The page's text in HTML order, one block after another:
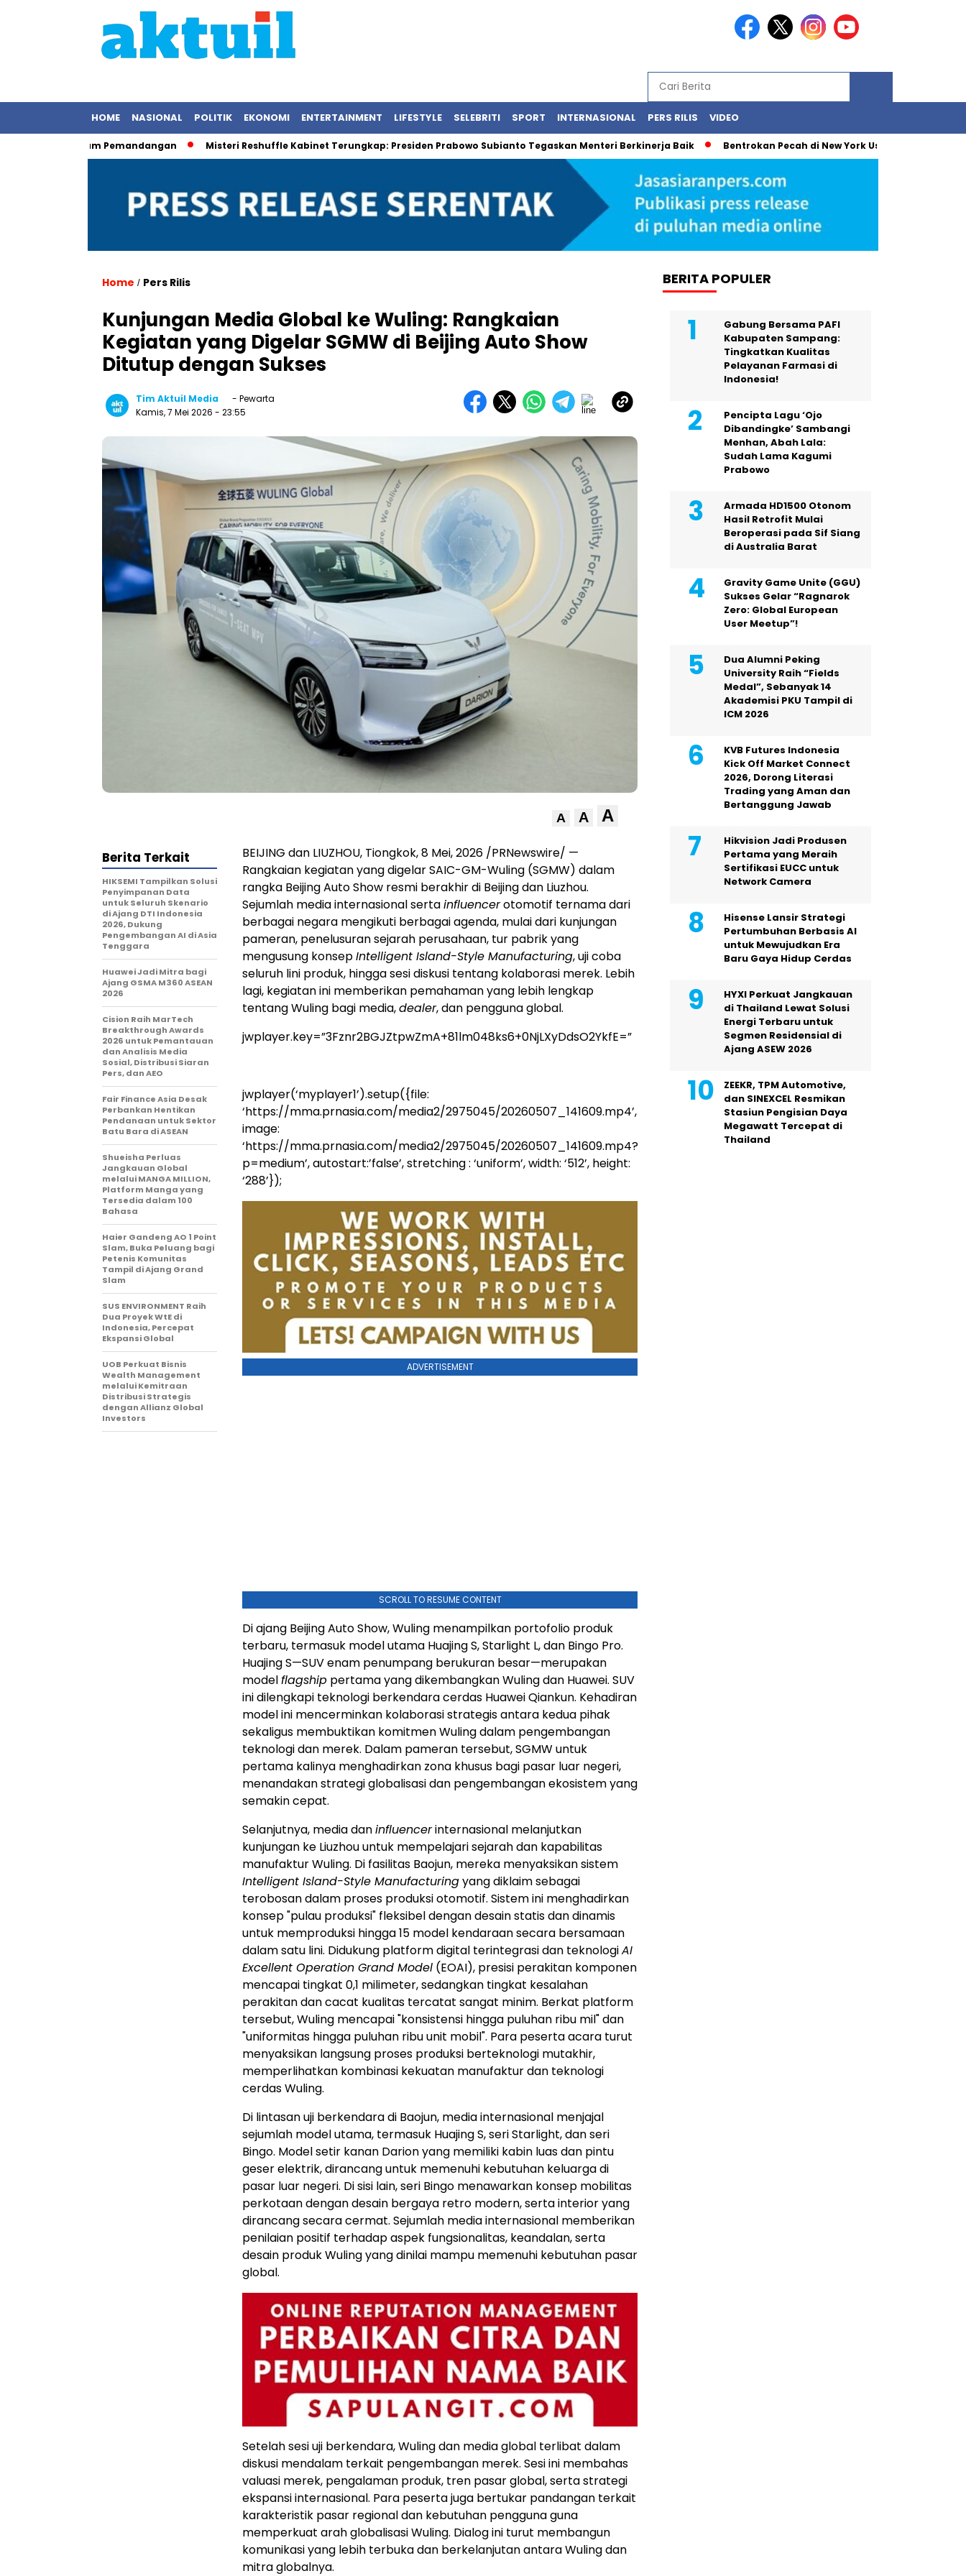
HOME NASIONAL POLITIK EKONOMI ENTERTAINMENT LIFESTYLE SELEBRITI SPORT INTERNASIONAL PERS RILIS VIDEO
Rekam Pemandangan Misteri Reshuffle Kabinet Terungkap: Presiden Prabowo Subianto Tegaskan Menteri Berkinerja Baik Bentrokan Pecah di New York Usai Demonstrasi Tolak
Home / Pers Rilis
Kunjungan Media Global ke Wuling: Rangkaian
Kegiatan yang Digelar SGMW di Beijing Auto Show
Ditutup dengan Sukses
Tim Aktuil Media
- Pewarta
Kamis, 7 Mei 2026 - 23:55
A A A
BEIJING dan LIUZHOU, Tiongkok,8 Mei, 2026 /PRNewswire/ —
Rangkaian kegiatan yang digelar SAIC-GM-Wuling (SGMW) dalam
rangka Beijing Auto Show resmi berakhir di Beijing dan Liuzhou.
Sejumlah media internasional sertainfluencerotomotif ternama dari
berbagai negara mengikuti berbagai agenda, mulai dari kunjungan
pameran, penelusuran sejarah perusahaan, tur pabrik yang
mengusung konsepIntelligent Island-Style Manufacturing, uji coba
seluruh lini produk, hingga sesi diskusi tentang kolaborasi merek. Lebih
lagi, kegiatan ini memberikan pemahaman yang lebih lengkap
tentang Wuling bagi media,dealer, dan pengguna global.
jwplayer.key=”3Fznr2BGJZtpwZmA+81lm048ks6+0NjLXyDdsO2YkfE=”
jwplayer(‘myplayer1’).setup({file:
‘https://mma.prnasia.com/media2/2975045/20260507_141609.mp4’,
image:
‘https://mma.prnasia.com/media2/2975045/20260507_141609.mp4?
p=medium’, autostart:’false’, stretching : ‘uniform’, width: ‘512’, height:
‘288’});
ADVERTISEMENT
SCROLL TO RESUME CONTENT
Di ajang Beijing Auto Show, Wuling menampilkan portofolio produk
terbaru, termasuk model utama Huajing S, Starlight L, dan Bingo Pro.
Huajing S—SUV enam penumpang berukuran besar—merupakan
modelflagship pertama yang dikembangkan Wuling dan Huawei. SUV
ini dilengkapi teknologi berkendara cerdas Huawei Qiankun. Kehadiran
model ini mencerminkan kolaborasi strategis antara kedua pihak
sekaligus membuktikan komitmen Wuling dalam pengembangan
teknologi dan merek. Dalam pameran tersebut, SGMW untuk
pertama kalinya menghadirkan zona khusus bagi pasar luar negeri,
menandakan strategi globalisasi dan pengembangan ekosistem yang
semakin cepat.
Selanjutnya, media daninfluencerinternasional melanjutkan
kunjungan ke Liuzhou untuk mempelajari sejarah dan kapabilitas
manufaktur Wuling. Di fasilitas Baojun, mereka menyaksikan sistem
Intelligent Island-Style Manufacturingyang diklaim sebagai
terobosan dalam proses produksi otomotif. Sistem ini menghadirkan
konsep "pulau produksi" fleksibel dengan desain statis dan dinamis
untuk memproduksi hingga 15 model kendaraan secara bersamaan
dalam satu lini. Didukung platform digital terintegrasi dan teknologiAI
Excellent Operation Grand Model (EOAI), presisi perakitan komponen
mencapai tingkat 0,1 milimeter, sedangkan tingkat kesalahan
perakitan dan cacat kualitas tercatat sangat minim. Berkat platform
tersebut, Wuling mencapai "konsistensi hingga puluhan ribu mil" dan
"uniformitas hingga puluhan ribu unit mobil". Para peserta acara turut
menyaksikan langsung proses produksi berteknologi mutakhir,
memperlihatkan kombinasi kekuatan manufaktur dan teknologi
cerdas Wuling.
Di lintasan uji berkendara di Baojun, media internasional menjajal
sejumlah model utama, termasuk Huajing S, seri Starlight, dan seri
Bingo. Model setir kanan Darion yang memiliki kabin luas dan pintu
geser elektrik, dirancang untuk memenuhi kebutuhan keluarga di
pasar luar negeri. Di sisi lain, seri Bingo menawarkan konsep mobilitas
perkotaan dengan desain bergaya retro modern, serta interior yang
dirancang secara cermat. Sejumlah media internasional memberikan
penilaian positif terhadap aspek fungsionalitas, keandalan, serta
desain produk Wuling yang dinilai mampu memenuhi kebutuhan pasar
global.
Setelah sesi uji berkendara, Wuling dan media global terlibat dalam
diskusi mendalam terkait pengembangan merek. Sesi ini membahas
valuasi merek, pengalaman produk, tren pasar global, serta strategi
ekspansi internasional. Para peserta juga bertukar pandangan terkait
karakteristik pasar regional dan kebutuhan pengguna guna
memperkuat arah globalisasi Wuling. Dialog ini turut membangun
komunikasi yang lebih terbuka dan berkelanjutan antara Wuling dan
mitra globalnya.
Berita Terkait
HIKSEMI Tampilkan Solusi
Penyimpanan Data
untuk Seluruh Skenario
di Ajang DTI Indonesia
2026, Dukung
Pengembangan AI di Asia
Tenggara
Huawei Jadi Mitra bagi
Ajang GSMA M360 ASEAN
2026
Cision Raih MarTech
Breakthrough Awards
2026 untuk Pemantauan
dan Analisis Media
Sosial, Distribusi Siaran
Pers, dan AEO
Fair Finance Asia Desak
Perbankan Hentikan
Pendanaan untuk Sektor
Batu Bara di ASEAN
Shueisha Perluas
Jangkauan Global
melalui MANGA MILLION,
Platform Manga yang
Tersedia dalam 100
Bahasa
Haier Gandeng AO 1 Point
Slam, Buka Peluang bagi
Petenis Komunitas
Tampil di Ajang Grand
Slam
SUS ENVIRONMENT Raih
Dua Proyek WtE di
Indonesia, Percepat
Ekspansi Global
UOB Perkuat Bisnis
Wealth Management
melalui Kemitraan
Distribusi Strategis
dengan Allianz Global
Investors
BERITA POPULER
Gabung Bersama PAFI
Kabupaten Sampang:
Tingkatkan Kualitas
Pelayanan Farmasi di
Indonesia!
Pencipta Lagu ‘Ojo
Dibandingke’ Sambangi
Menhan, Abah Lala:
Sudah Lama Kagumi
Prabowo
Armada HD1500 Otonom
Hasil Retrofit Mulai
Beroperasi pada Sif Siang
di Australia Barat
Gravity Game Unite (GGU)
Sukses Gelar “Ragnarok
Zero: Global European
User Meetup”!
Dua Alumni Peking
University Raih “Fields
Medal”, Sebanyak 14
Akademisi PKU Tampil di
ICM 2026
KVB Futures Indonesia
Kick Off Market Connect
2026, Dorong Literasi
Trading yang Aman dan
Bertanggung Jawab
Hikvision Jadi Produsen
Pertama yang Meraih
Sertifikasi EUCC untuk
Network Camera
Hisense Lansir Strategi
Pertumbuhan Berbasis AI
untuk Mewujudkan Era
Baru Gaya Hidup Cerdas
HYXI Perkuat Jangkauan
di Thailand Lewat Solusi
Energi Terbaru untuk
Segmen Residensial di
Ajang ASEW 2026
ZEEKR, TPM Automotive,
dan SINEXCEL Resmikan
Stasiun Pengisian Daya
Megawatt Tercepat di
Thailand